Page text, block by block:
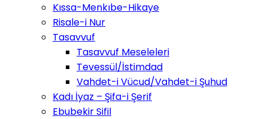
Kıssa-Menkıbe-Hikaye
Risale-i Nur
Tasavvuf
Tasavvuf Meseleleri
Tevessül/İstimdad
Vahdet-i Vücud/Vahdet-i Şuhud
Kadı İyaz – Şifa-i Şerif
Ebubekir Sifil